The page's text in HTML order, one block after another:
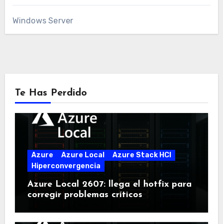
Windows Server
Te Has Perdido
Azure Azure Local
Azure Stack HCI
Hiperconvergencia
Azure Local 2607: llega el hotfix para
corregir problemas críticos